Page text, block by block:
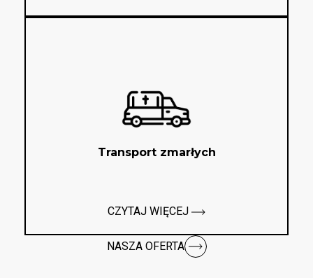
Transport zmarłych
CZYTAJ WIĘCEJ
NASZA OFERTA